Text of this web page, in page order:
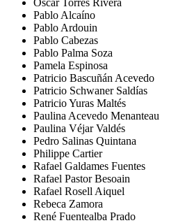
Oscar Torres Rivera
Pablo Alcaíno
Pablo Ardouin
Pablo Cabezas
Pablo Palma Soza
Pamela Espinosa
Patricio Bascuñán Acevedo
Patricio Schwaner Saldías
Patricio Yuras Maltés
Paulina Acevedo Menanteau
Paulina Véjar Valdés
Pedro Salinas Quintana
Philippe Cartier
Rafael Galdames Fuentes
Rafael Pastor Besoain
Rafael Rosell Aiquel
Rebeca Zamora
René Fuentealba Prado